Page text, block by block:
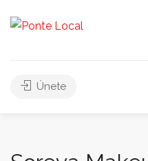
Únete